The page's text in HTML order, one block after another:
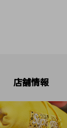
店舗情報